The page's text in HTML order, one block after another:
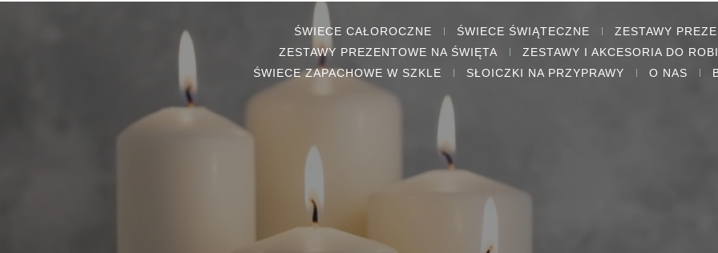
ŚWIECE CAŁOROCZNE ŚWIECE ŚWIĄTECZNE
ZESTAWY
ZESTAWY PREZENTOWE NA ŚWIĘTA
ZESTAWY I AKCESORIA DO
ŚWIECE ZAPACHOWE W SZKLE
SŁOICZKI NA PRZYPRAWY O NAS